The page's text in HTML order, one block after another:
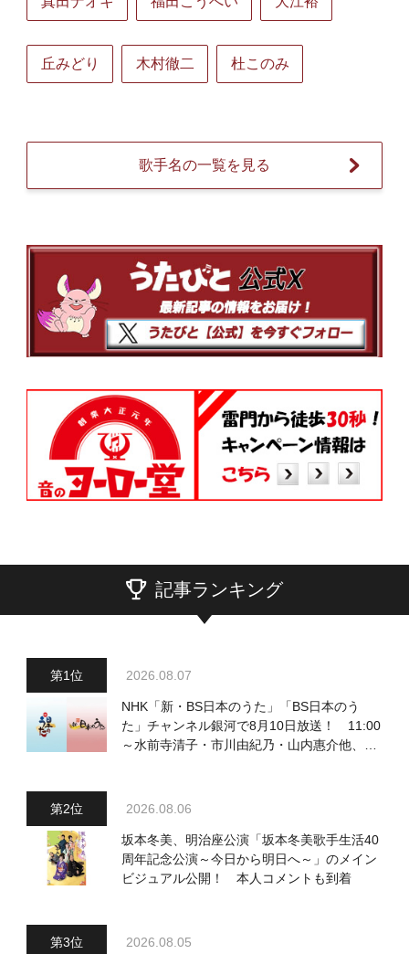
丘みどり 木村徹二 杜このみ
歌手名の一覧を見る
記事ランキング
2026.08.07
NHK「新・BS日本のうた」「BS日本のう
た」チャンネル銀河で8月10日放送！ 11:00
～水前寺清子・市川由紀乃・山内惠介他、
2026.08.06
坂本冬美、明治座公演「坂本冬美歌手生活40
周年記念公演～今日から明日へ～」のメイン
ビジュアル公開！ 本人コメントも到着
2026.08.05